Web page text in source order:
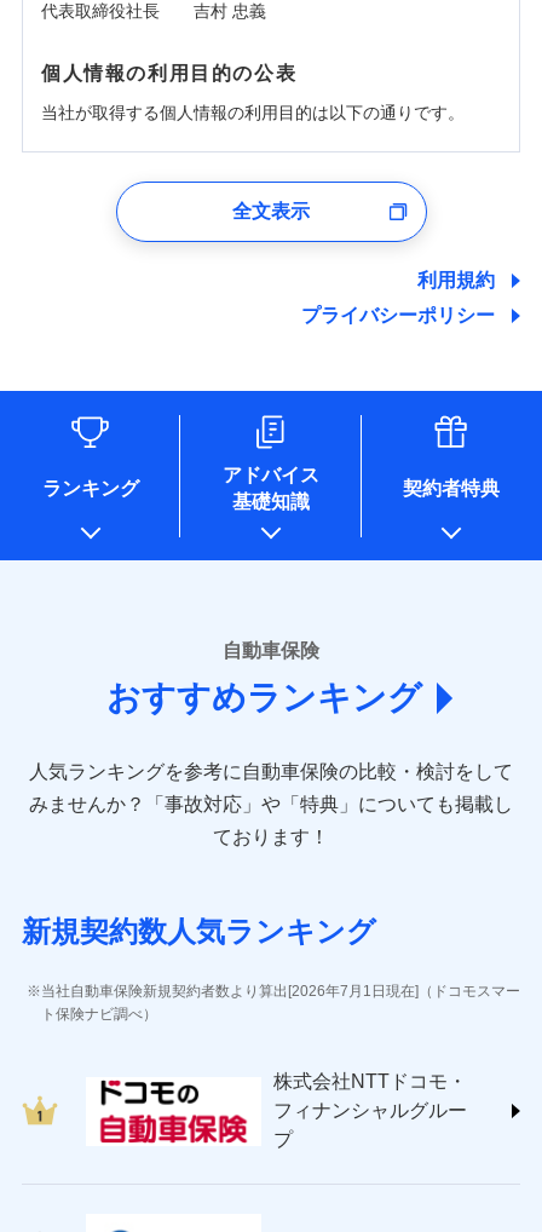
代表取締役社長 吉村 忠義
個人情報の利用目的の公表
当社が取得する個人情報の利用目的は以下の通りです。
ユーザー登録受付および、管理のため
しくは委託を受けている保険会社・提携会社の保険その他に
関する情報を提供し、金融商品等の契約を勧奨するため、ま
た維持管理等の委託業務遂行のため、またそれらに付帯、関
情報を取引のある他の保険会社の商品・サービスをご提案す
るために利用させていただくことがあります。）
各種セミナーの開催のため
コンサルティングサービスの実施のため
アンケートやキャンペーン等の実施のため
上記に係る案内・手続き・管理等付帯業務を行うため
* 当社が委託を受けている保険会社の情報は、保険会社のホ
ームページに掲載しておりますので、ご確認ください。
あいおいニッセイ同和損害保険株式会社
(https://www.aioinissaydowa.co.jp/)
アクサ損害保険株式会社 (https://www.axa-
direct.co.jp/)
sompo.co.jp/)
東京海上ダイレクト損害保険株式会社 (https://www.e-
AIG損害保険株式会社 (https://www.aig.co.jp/sonpo)
ジェイアイ傷害火災保険株式会社
ソニー損害保険株式会社
(https://www.sonysonpo.co.jp/)
ＳＯＭＰＯダイレクト損害保険株式会社
(https://www.sompo-direct.co.jp/)
チューリッヒ保険会社 (https://www.zurich.co.jp/)
全文表示
利用規約
プライバシーポリシー
ランキング
アドバイス
基礎知識
契約者特典
自動車保険
おすすめランキング
人気ランキングを参考に自動車保険の比較・検討をして
みませんか？
「事故対応」や「特典」についても掲載し
ております！
新規契約数人気ランキング
当社自動車保険新規契約者数より算出[2026年7月1日現在]（ドコモスマー
ト保険ナビ調べ）
株式会社NTTドコモ・
フィナンシャルグルー
プ